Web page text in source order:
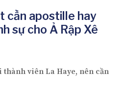
cần apostille hay
sự cho Ả Rập Xê
thành viên La Haye, nên cần